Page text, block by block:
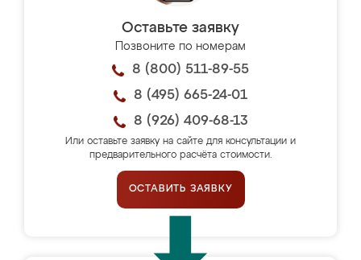
Оставьте заявку
Позвоните по номерам
8 (800) 511-89-55
8 (495) 665-24-01
8 (926) 409-68-13
Или оставьте заявку на сайте для консультации и
предварительного расчёта стоимости.
ОСТАВИТЬ ЗАЯВКУ